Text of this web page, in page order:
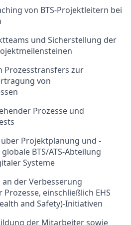
von BTS-Projektleitern bei
und Sicherstellung der
Prozesstransfers zur
von
Prozesse und
Projektplanung und -
BTS/ATS-Abteilung
Systeme
der Verbesserung
einschließlich EHS
and Safety)-Initiativen
der Mitarbeiter sowie